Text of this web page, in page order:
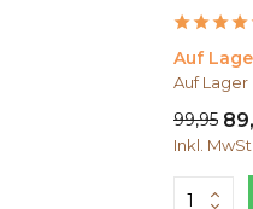
Auf
Auf Lager
99,95
Inkl. MwSt.